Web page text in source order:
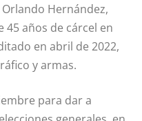
Hernández,
años de cárcel en
en abril de 2022,
y armas.
para dar a